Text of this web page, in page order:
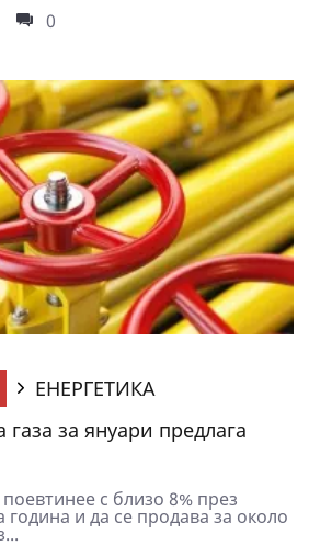
0
ЕНЕРГЕТИКА
за януари предлага
с близо 8% през
и да се продава за около